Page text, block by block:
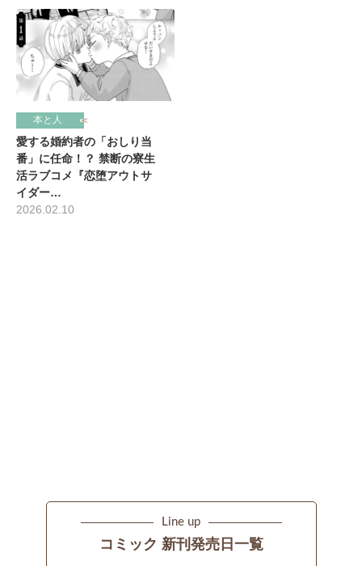
本と人
愛する婚約者の「おしり当
番」に任命！？ 禁断の寮生
活ラブコメ『恋堕アウトサ
イダー…
2026.02.10
Line up
コミック 新刊発売日一覧